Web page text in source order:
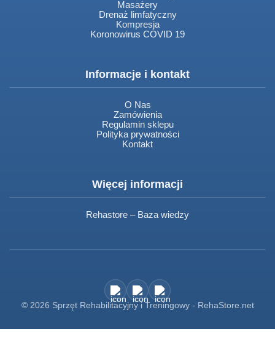
Masażery
Drenaż limfatyczny
Kompresja
Koronowirus COVID 19
Informacje i kontakt
O Nas
Zamówienia
Regulamin sklepu
Polityka prywatności
Kontakt
Więcej informacji
Rehastore – Baza wiedzy
© 2026 Sprzęt Rehabilitacyjny i Treningowy - RehaStore.net